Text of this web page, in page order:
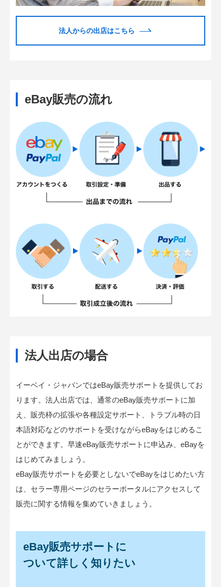
法人からの出店はこちら
eBay販売の流れ
法人出店の場合
イーベイ・ジャパンではeBay販売サポートを提供してお
ります。法人出店では、通常のeBay販売サポートに加
え、販売枠の拡張や各種設定サポート、トラブル時の日
本語対応などのサポートを受けながらeBayをはじめるこ
とができます。早速eBay販売サポートに申込み、eBayを
はじめてみましょう。
eBay販売サポートを必要としないでeBayをはじめたい方
は、セラー専用ページのセラーポータルにアクセスして
販売に関する情報を集めていきましょう。
eBay販売サポートに
ついて詳しく知りたい